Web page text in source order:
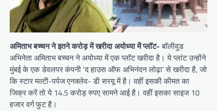
अमिताभ बच्चन ने इतने करोड़ में खरीदा अयोध्या में प्लॉट-बॉलीवुड
अभिनेता अमिताभ बच्चन ने अयोध्या में एक प्लॉट खरीदा है। ये प्लांट उन्होंने
मुंबई के एक डेवलपर कंपनी ‘द हाउस ऑफ अभिनंदन लोढ़ा’ से खरीदा है, जो
कि स्टार मल्टी-पर्पज एनक्लेव- डी सरयू में है। वहीं इसकी कीमत का
जिक्र करें तो ये 14.5 करोड़ रुपए सामने आई है। वहीं इसका साइज 10
हजार वर्ग फुट है।